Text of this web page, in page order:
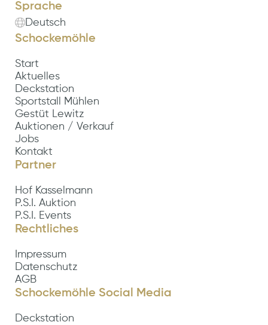
Sprache
Deutsch
Schockemöhle
Start
Aktuelles
Deckstation
Sportstall Mühlen
Gestüt Lewitz
Auktionen / Verkauf
Jobs
Kontakt
Partner
Hof Kasselmann
P.S.I. Auktion
P.S.I. Events
Rechtliches
Impressum
Datenschutz
AGB
Schockemöhle Social Media
Deckstation